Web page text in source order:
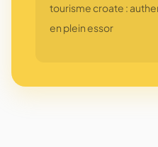
Zagreb
La capitale cool qui
tourisme croate :
en plein essor